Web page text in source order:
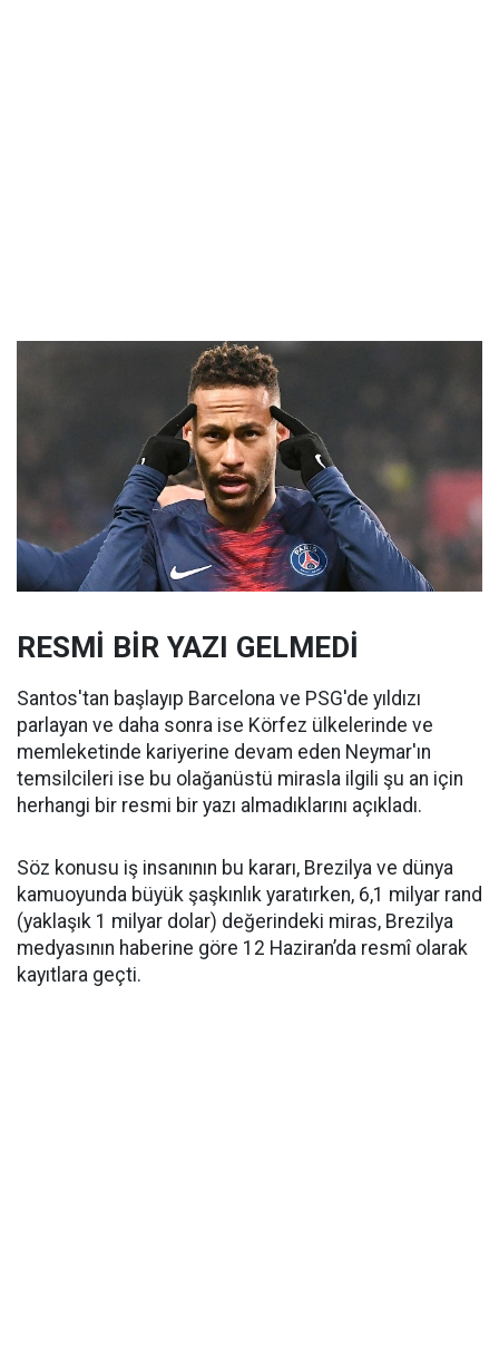
RESMİ BİR YAZI GELMEDİ
Santos'tan başlayıp Barcelona ve PSG'de yıldızı
parlayan ve daha sonra ise Körfez ülkelerinde ve
memleketinde kariyerine devam eden Neymar'ın
temsilcileri ise bu olağanüstü mirasla ilgili şu an için
herhangi bir resmi bir yazı almadıklarını açıkladı.
Söz konusu iş insanının bu kararı, Brezilya ve dünya
kamuoyunda büyük şaşkınlık yaratırken, 6,1 milyar rand
(yaklaşık 1 milyar dolar) değerindeki miras, Brezilya
medyasının haberine göre 12 Haziran’da resmî olarak
kayıtlara geçti.